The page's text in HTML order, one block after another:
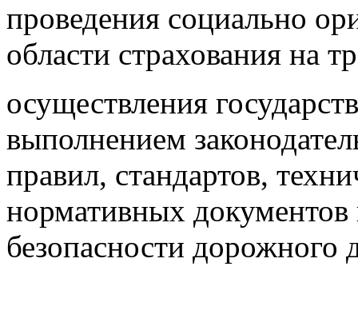
проведения социально
области страхования на
осуществления
выполнением
правил, стандартов,
нормативных документов
безопасности дорожного